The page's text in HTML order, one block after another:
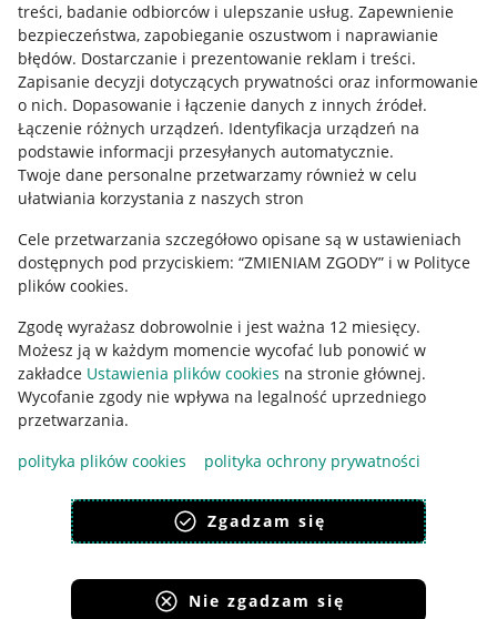
treści, badanie odbiorców i ulepszanie usług. Zapewnienie
bezpieczeństwa, zapobieganie oszustwom i naprawianie
błędów. Dostarczanie i prezentowanie reklam i treści.
Zapisanie decyzji dotyczących prywatności oraz informowanie
o nich. Dopasowanie i łączenie danych z innych źródeł.
Łączenie różnych urządzeń. Identyfikacja urządzeń na
podstawie informacji przesyłanych automatycznie.
Twoje dane personalne przetwarzamy również w celu
ułatwiania korzystania z naszych stron
Cele przetwarzania szczegółowo opisane są w ustawieniach
dostępnych pod przyciskiem: “ZMIENIAM ZGODY” i w Polityce
plików cookies.
Zgodę wyrażasz dobrowolnie i jest ważna 12 miesięcy.
Możesz ją w każdym momencie wycofać lub ponowić w
zakładce Ustawienia plików cookies na stronie głównej.
Wycofanie zgody nie wpływa na legalność uprzedniego
przetwarzania.
polityka plików cookies
polityka ochrony prywatności
Zgadzam się
Nie zgadzam się
Mapa miejscowości
Informacje prawne
Regulamin
Polityka plików "cookies"
Ustawienia plików "cookies"
Udostępnianie lokalizacji
Informacje dla Aktu o Usługach Cyfrowych
Pobierz aplikację
Korzystanie z serwisu oznacza akceptacjęregulaminu